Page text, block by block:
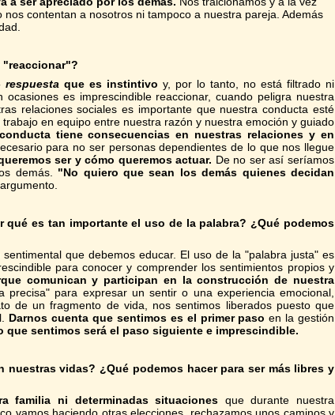
contentan a nosotros ni tampoco a nuestra pareja. Además
"reaccionar"?
respuesta que es instintivo y, por lo tanto, no está filtrado ni
es imprescindible reaccionar, cuando peligra nuestra
relaciones sociales es importante que nuestra conducta esté
en equipo entre nuestra razón y nuestra emoción y guiado
tiene consecuencias en nuestras relaciones y en
para no ser personas dependientes de lo que nos llegue
ser y cómo queremos actuar. De no ser así seríamos
demás. "No quiero que sean los demás quienes decidan
es tan importante el uso de la palabra? ¿Qué podemos
que debemos educar. El uso de la "palabra justa" es
para conocer y comprender los sentimientos propios y
comunican y participan en la construcción de nuestra
precisa" para expresar un sentir o una experiencia emocional,
de un fragmento de vida, nos sentimos liberados puesto que
Darnos cuenta que sentimos es el primer paso en la gestión
que sentimos será el paso siguiente e imprescindible.
nuestras vidas? ¿Qué podemos hacer para ser más libres y
familia ni determinadas situaciones que durante nuestra
vamos haciendo otras elecciones, rechazamos unos caminos y